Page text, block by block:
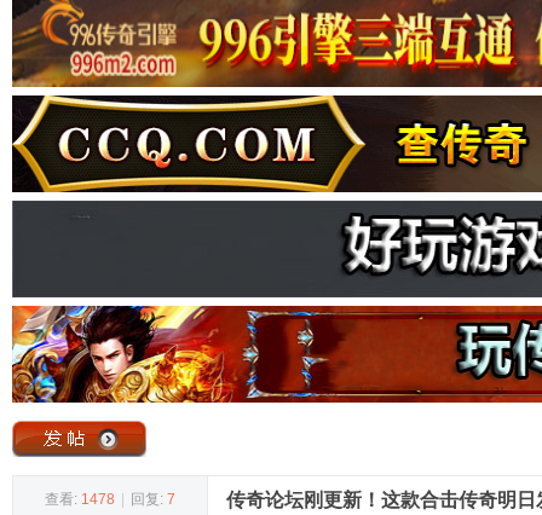
传
奇
» › ›
查看: 1478 回复: 7 传奇论坛刚更新！这款合击传奇明